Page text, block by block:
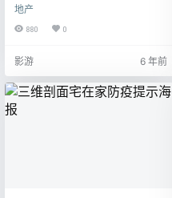
地产
880 0
影游 6 年前